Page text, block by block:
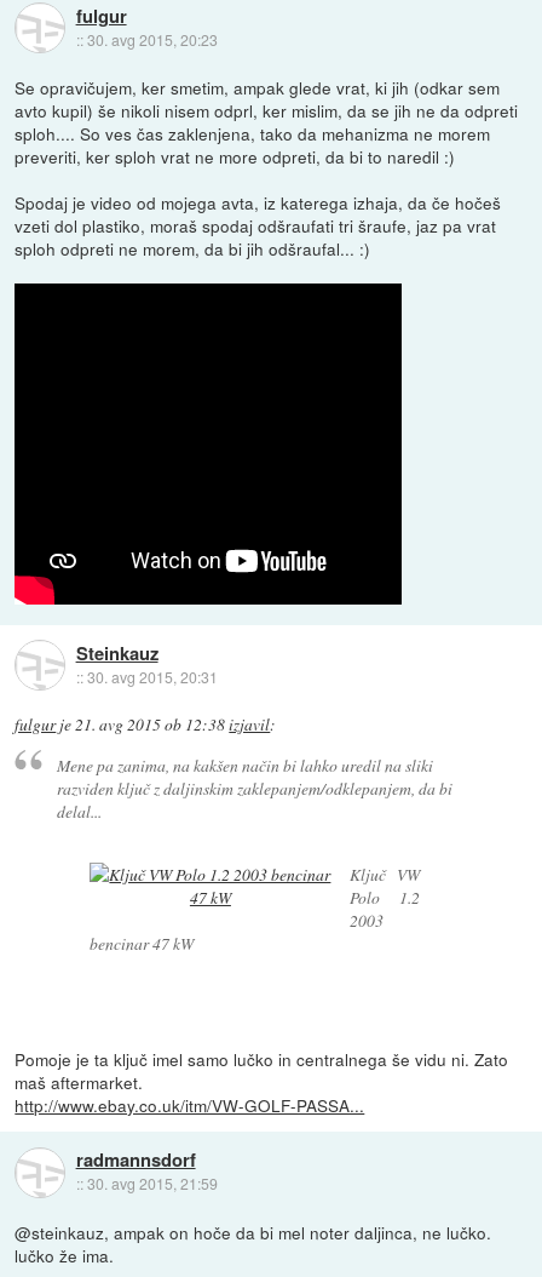
fulgur
::30. avg 2015, 20:23
Se opravičujem, ker smetim, ampak glede vrat, ki jih (odkar sem
avto kupil) še nikoli nisem odprl, ker mislim, da se jih ne da odpreti
sploh.... So ves čas zaklenjena, tako da mehanizma ne morem
preveriti, ker sploh vrat ne more odpreti, da bi to naredil :)
Spodaj je video od mojega avta, iz katerega izhaja, da če hočeš
vzeti dol plastiko, moraš spodaj odšraufati tri šraufe, jaz pa vrat
sploh odpreti ne morem, da bi jih odšraufal... :)
Steinkauz
::30. avg 2015, 20:31
fulgurje21. avg 2015 ob 12:38izjavil:
Mene pa zanima, na kakšen način bi lahko uredil na sliki
razviden ključ z daljinskim zaklepanjem/odklepanjem, da bi
delal...
Ključ VW
Polo 1.2
2003
bencinar 47 kW
Pomoje je ta ključ imel samo lučko in centralnega še vidu ni. Zato
maš aftermarket.
http://www.ebay.co.uk/itm/VW-GOLF-PASSA...
radmannsdorf
::30. avg 2015, 21:59
@steinkauz, ampak on hoče da bi mel noter daljinca, ne lučko.
lučko že ima.